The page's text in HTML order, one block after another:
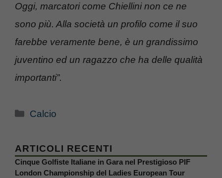
Oggi, marcatori come Chiellini non ce ne
sono più. Alla società un profilo come il suo
farebbe veramente bene, è un grandissimo
juventino ed un ragazzo che ha delle qualità
importanti”.
Categorie
Calcio
ARTICOLI RECENTI
Cinque Golfiste Italiane in Gara nel Prestigioso PIF
London Championship del Ladies European Tour